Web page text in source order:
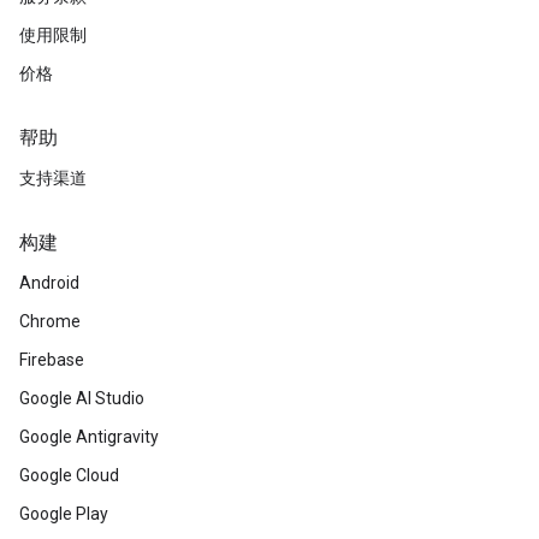
使用限制
价格
帮助
支持渠道
构建
Android
Chrome
Firebase
Google AI Studio
Google Antigravity
Google Cloud
Google Play